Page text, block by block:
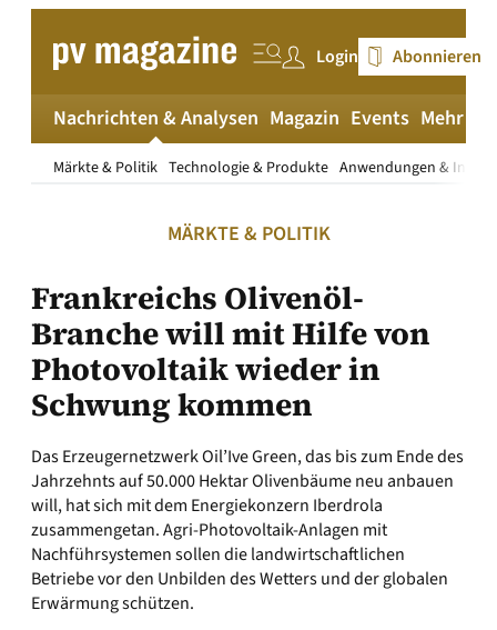
springen
Login Abonnieren
Nachrichten & Analysen
Märkte & Politik Technologie & Produkte Anwendungen &
Magazin Events Mehr
MÄRKTE & POLITIK
Frankreichs Olivenöl-
Branche will mit Hilfe von
Photovoltaik wieder in
Schwung kommen
Das Erzeugernetzwerk Oil’Ive Green, das bis zum Ende des
Jahrzehnts auf 50.000 Hektar Olivenbäume neu anbauen
will, hat sich mit dem Energiekonzern Iberdrola
zusammengetan. Agri-Photovoltaik-Anlagen mit
Nachführsystemen sollen die landwirtschaftlichen
Betriebe vor den Unbilden des Wetters und der globalen
Erwärmung schützen.